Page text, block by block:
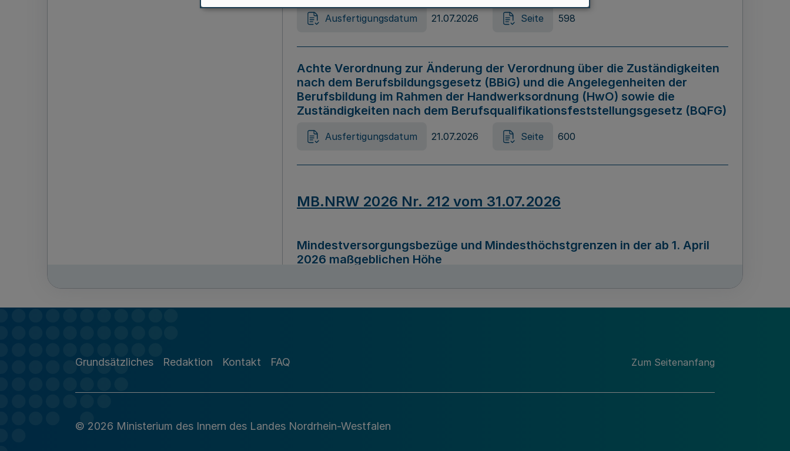
Ausfertigungsdatum 21.07.2026 Seite 598
Achte Verordnung zur Änderung der Verordnung über die Zuständigkeiten
nach dem Berufsbildungsgesetz (BBiG) und die Angelegenheiten der
Berufsbildung im Rahmen der Handwerksordnung (HwO) sowie die
Zuständigkeiten nach dem Berufsqualifikationsfeststellungsgesetz (BQFG)
Ausfertigungsdatum 21.07.2026 Seite 600
MB.NRW 2026 Nr. 212 vom 31.07.2026
Mindestversorgungsbezüge und Mindesthöchstgrenzen in der ab 1. April
2026 maßgeblichen Höhe
Richtlinie zur Durchführung des Förderprogramms „Mittelstand Innovativ &
Grundsätzliches Redaktion Kontakt FAQ Zum Seitenanfang
© 2026 Ministerium des Innern des Landes Nordrhein-Westfalen